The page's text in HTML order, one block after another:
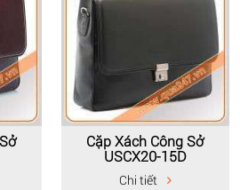
Cặp Xách Công Sở
USCX20-15D
Chi tiết